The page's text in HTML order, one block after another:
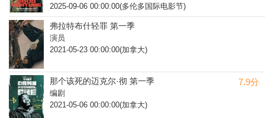
2025-09-06 00:00:00(多伦多国际电影节)
弗拉特布什轻罪 第一季
演员
2021-05-23 00:00:00(加拿大)
7.9分
那个该死的迈克尔·彻 第一季
编剧
2021-05-06 00:00:00(加拿大)